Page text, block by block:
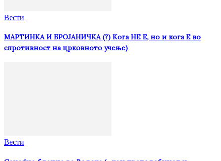
Вести
МАРТИНКА И БРОЈАНИЧКА (?) Кога НЕ Е, но и кога Е во
спротивност на црковното учење)
Вести